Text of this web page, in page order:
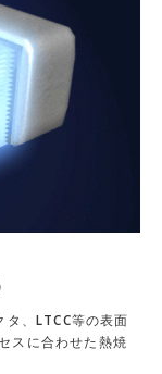
、LTCC等の表面
スに合わせた熱焼